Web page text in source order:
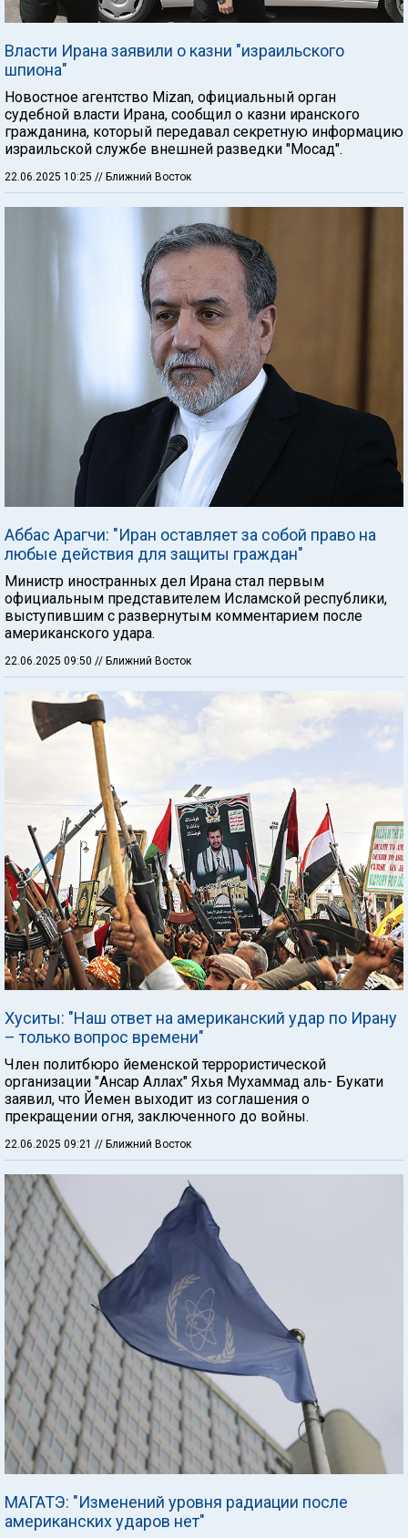
Власти Ирана заявили о казни "израильского
шпиона"
Новостное агентство Mizan, официальный орган
судебной власти Ирана, сообщил о казни иранского
гражданина, который передавал секретную информацию
израильской службе внешней разведки "Мосад".
22.06.2025 10:25 // Ближний Восток
Аббас Арагчи: "Иран оставляет за собой право на
любые действия для защиты граждан"
Министр иностранных дел Ирана стал первым
официальным представителем Исламской республики,
выступившим с развернутым комментарием после
американского удара.
22.06.2025 09:50 // Ближний Восток
Хуситы: "Наш ответ на американский удар по Ирану
– только вопрос времени"
Член политбюро йеменской террористической
организации "Ансар Аллах" Яхья Мухаммад аль- Букати
заявил, что Йемен выходит из соглашения о
прекращении огня, заключенного до войны.
22.06.2025 09:21 // Ближний Восток
МАГАТЭ: "Изменений уровня радиации после
американских ударов нет"